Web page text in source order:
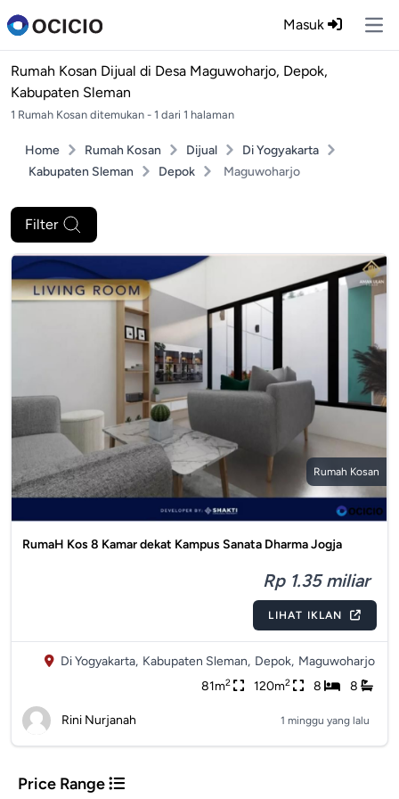
Masuk
Rumah Kosan Dijual di Desa Maguwoharjo, Depok,
Kabupaten Sleman
1 Rumah Kosan ditemukan - 1 dari 1 halaman
Home Rumah Kosan Dijual
Di Yogyakarta
Kabupaten Sleman
Depok Maguwoharjo
Filter
Rumah Kosan
RumaH Kos 8 Kamar dekat Kampus Sanata Dharma Jogja
Rp 1.35 miliar
LIHAT IKLAN
Di Yogyakarta, Kabupaten Sleman, Depok, Maguwoharjo
81m2 120m2 8 8
Rini Nurjanah 1 minggu yang lalu
Price Range